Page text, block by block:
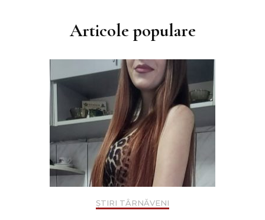
Articole populare
ȘTIRI TÂRNĂVENI